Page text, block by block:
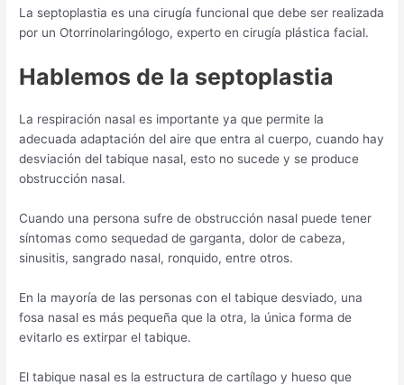
La septoplastia es una cirugía funcional que debe ser realizada
por un Otorrinolaringólogo, experto en cirugía plástica facial.
Hablemos de la septoplastia
La respiración nasal es importante ya que permite la
adecuada adaptación del aire que entra al cuerpo, cuando hay
desviación del tabique nasal, esto no sucede y se produce
obstrucción nasal.
Cuando una persona sufre de obstrucción nasal puede tener
síntomas como sequedad de garganta, dolor de cabeza,
sinusitis, sangrado nasal, ronquido, entre otros.
En la mayoría de las personas con el tabique desviado, una
fosa nasal es más pequeña que la otra, la única forma de
evitarlo es extirpar el tabique.
El tabique nasal es la estructura de cartílago y hueso que